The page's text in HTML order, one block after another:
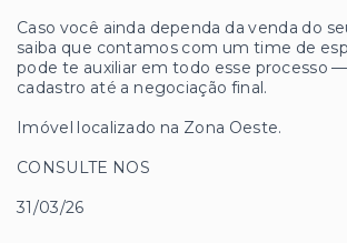
Caso você ainda dependa da venda do
saiba que contamos com um time de
pode te auxiliar em todo esse processo
cadastro até a negociação final.
Imóvel localizado na Zona Oeste.
CONSULTE NOS
31/03/26